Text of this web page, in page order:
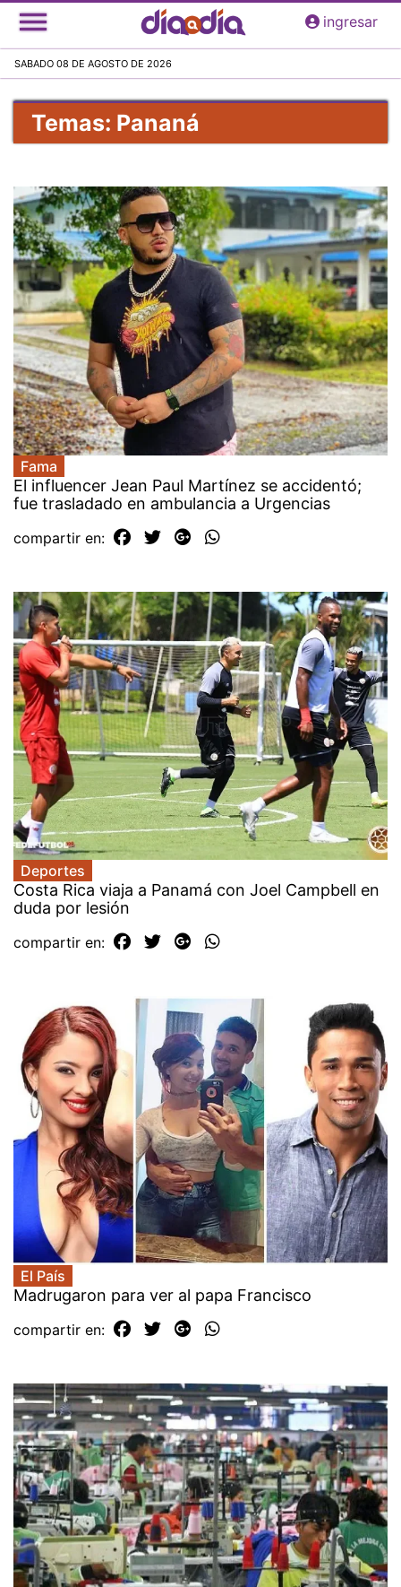
Pasar
al
principal
ingresar
SABADO 08 DE AGOSTO DE 2026
Temas: Pananá
Fama
El influencer Jean Paul Martínez se accidentó;
fue trasladado en ambulancia a Urgencias
compartir en:
Deportes
Costa Rica viaja a Panamá con Joel Campbell en
duda por lesión
compartir en:
El País
Madrugaron para ver al papa Francisco
compartir en: